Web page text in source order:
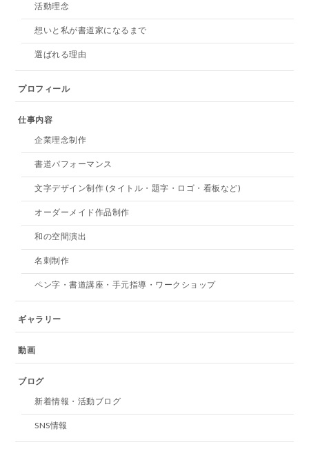
活動理念
想いと私が書道家になるまで
選ばれる理由
プロフィール
仕事内容
企業理念制作
書道パフォーマンス
文字デザイン制作 (タイトル・題字・ロゴ・看板など)
オーダーメイド作品制作
和の空間演出
名刺制作
ペン字・書道講座・手元指導・ワークショップ
ギャラリー
動画
ブログ
新着情報・活動ブログ
SNS情報